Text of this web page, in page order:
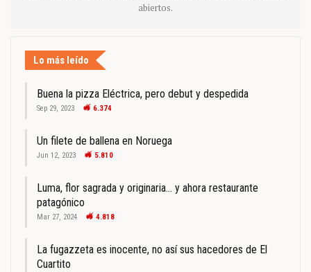
abiertos.
Lo más leído
Buena la pizza Eléctrica, pero debut y despedida
Sep 29, 2023 6.374
Un filete de ballena en Noruega
Jun 12, 2023 5.810
Luma, flor sagrada y originaria… y ahora restaurante
patagónico
Mar 27, 2024 4.818
La fugazzeta es inocente, no así sus hacedores de El
Cuartito